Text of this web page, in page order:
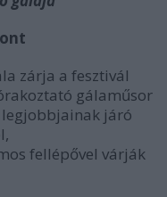
zárja a fesztivál
gálaműsor
járó
fellépővel várják